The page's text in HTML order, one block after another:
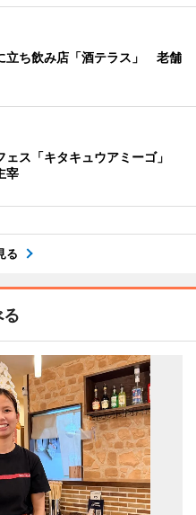
立ち飲み店「酒テラス」 老舗
ェス「キタキュウアミーゴ」
宰
る